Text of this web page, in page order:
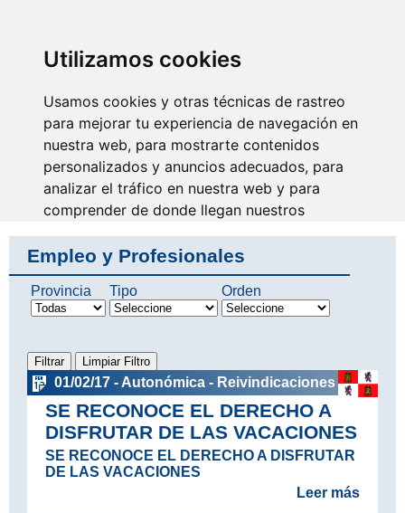
Utilizamos cookies
Usamos cookies y otras técnicas de rastreo
para mejorar tu experiencia de navegación en
nuestra web, para mostrarte contenidos
personalizados y anuncios adecuados, para
analizar el tráfico en nuestra web y para
comprender de donde llegan nuestros
visitantes.
Aceptar
Rechazar
Se escucha nuestra voz y
avanza nuestra profesión
Empleo y Profesionales
Provincia Tipo Orden
01/02/17 - Autonómica - Reivindicaciones
SE RECONOCE EL DERECHO A
DISFRUTAR DE LAS VACACIONES
SE RECONOCE EL DERECHO A DISFRUTAR
DE LAS VACACIONES
Leer más